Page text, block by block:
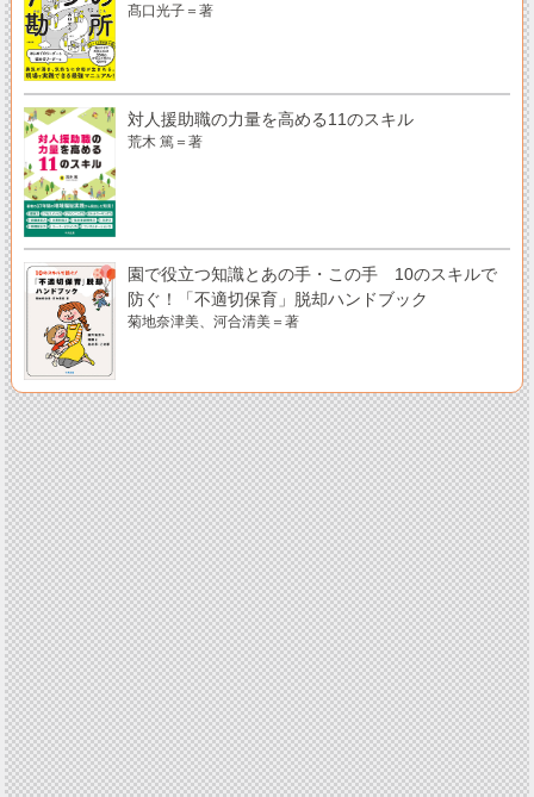
髙口光子＝著
対人援助職の力量を高める11のスキル
荒木 篤＝著
園で役立つ知識とあの手・この手 10のスキルで
防ぐ！「不適切保育」脱却ハンドブック
菊地奈津美、河合清美＝著